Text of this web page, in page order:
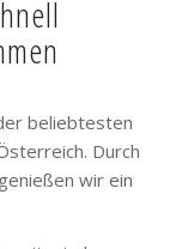
beliebtesten
Durch
wir ein